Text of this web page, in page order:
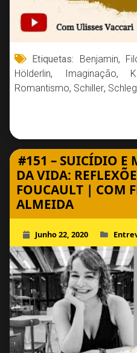
Etiquetas: Benjamin,
Hölderlin, Imaginação,
Romantismo, Schiller,
#151 – SUICÍDIO E
DA VIDA:
FOUCAULT | COM
ALMEIDA
Junho 22, 2020